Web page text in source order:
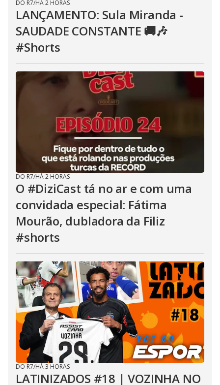
DO R7/HÁ 2 HORAS
LANÇAMENTO: Sula Miranda -
SAUDADE CONSTANTE 🚚🎶
#Shorts
DO R7/HÁ 2 HORAS
O #DiziCast tá no ar e com uma
convidada especial: Fátima
Mourão, dubladora da Filiz
#shorts
DO R7/HÁ 3 HORAS
LATINIZADOS #18 | VOZINHA NO